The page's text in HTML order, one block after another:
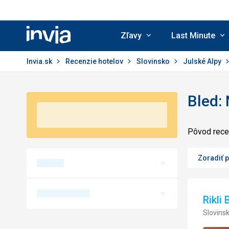
Invia.sk
Zľavy Last Minute
Invia.sk Recenzie hotelov Slovinsko Julské Alpy
Bled:
Pôvod
Zoradiť
Rikli